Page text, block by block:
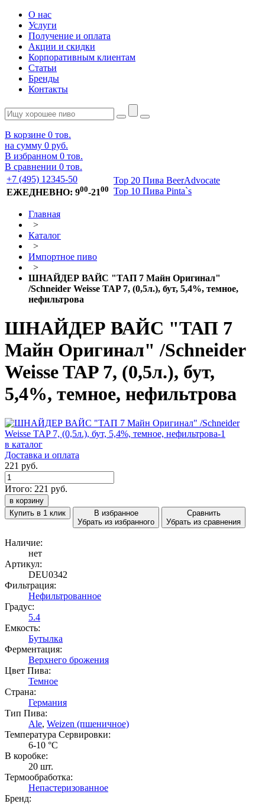
О нас
Услуги
Получение и оплата
Акции и скидки
Корпоративным клиентам
Статьи
Бренды
Контакты
В корзине 0 тов.
на сумму 0 руб.
В избранном 0 тов.
В сравнении 0 тов.
+7 (495) 12345-50
ЕЖЕДНЕВНО: 900-2100
Top 20 Пива BeerAdvocate
Top 10 Пива Pinta`s
Главная
>
Каталог
>
Импортное пиво
>
ШНАЙДЕР ВАЙС "ТАП 7 Майн Оригинал"
/Schneider Weisse TAP 7, (0,5л.), бут, 5,4%, темное,
нефильтрова
ШНАЙДЕР ВАЙС "ТАП 7
Майн Оригинал" /Schneider
Weisse TAP 7, (0,5л.), бут,
5,4%, темное, нефильтрова
в каталог
Доставка и оплата
221 руб.
Итого: 221 руб.
в корзину
Купить в 1 клик
В избранное
Убрать из избранного
Сравнить
Убрать из сравнения
Наличие:
нет
Артикул:
DEU0342
Фильтрация:
Нефильтрованное
Градус:
5.4
Емкость:
Бутылка
Ферментация:
Верхнего брожения
Цвет Пива:
Темное
Страна:
Германия
Тип Пива:
Ale, Weizen (пшеничное)
Температура Cервировки:
6-10 °С
В коробке:
20 шт.
Термообработка:
Непастеризованное
Бренд: